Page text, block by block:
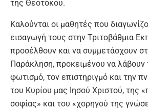
της Θεοτόκου.
Καλούνται οι μαθητές που
εισαγωγή τους στην Τριτοβάθμια
προσέλθουν και να συμμετάσχουν
Παράκληση, προκειμένου να
φωτισμό, τον επιστηριγμό και την
του Κυρίου μας Ιησού Χριστού, της
σοφίας» και του «χορηγού της